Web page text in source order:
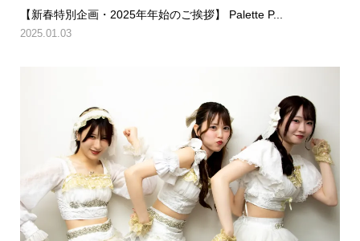
【新春特別企画・2025年年始のご挨拶】 Palette P...
2025.01.03